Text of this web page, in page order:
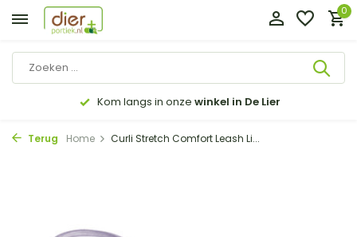
0
Kom langs in onze winkel in De Lier
Terug Home Curli Stretch Comfort Leash Li...